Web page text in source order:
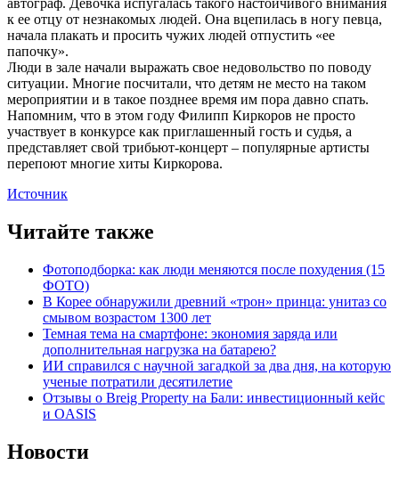
автограф. Девочка испугалась такого настойчивого внимания
к ее отцу от незнакомых людей. Она вцепилась в ногу певца,
начала плакать и просить чужих людей отпустить «ее
папочку».
Люди в зале начали выражать свое недовольство по поводу
ситуации. Многие посчитали, что детям не место на таком
мероприятии и в такое позднее время им пора давно спать.
Напомним, что в этом году Филипп Киркоров не просто
участвует в конкурсе как приглашенный гость и судья, а
представляет свой трибьют-концерт – популярные артисты
перепоют многие хиты Киркорова.
Источник
Читайте также
Фотоподборка: как люди меняются после похудения (15
ФОТО)
В Корее обнаружили древний «трон» принца: унитаз со
смывом возрастом 1300 лет
Темная тема на смартфоне: экономия заряда или
дополнительная нагрузка на батарею?
ИИ справился с научной загадкой за два дня, на которую
ученые потратили десятилетие
Отзывы о Breig Property на Бали: инвестиционный кейс
и OASIS
Новости